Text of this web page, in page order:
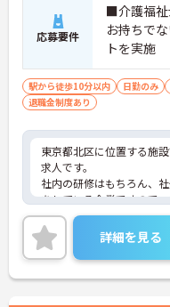
応募要件
■介護福
お持ちで
トを実施
駅から徒歩10分以内 日勤のみ
退職金制度あり
東京都北区に位置する施
求人です。
社内の研修はもちろん、
をしている企業ですので
を活かしてご就業頂けま
ご興味のある方はお気軽
せ。
詳細を見る